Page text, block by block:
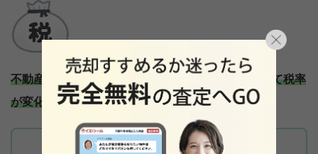
不動産売却を成立させると、次の所有期間に合わせて税率
が変化します。